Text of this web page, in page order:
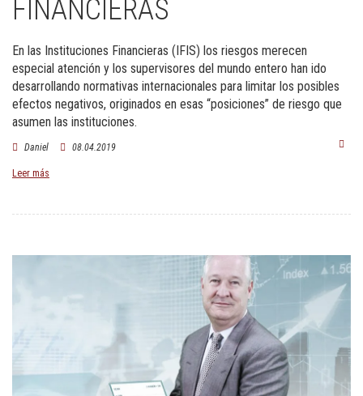
FINANCIERAS
En las Instituciones Financieras (IFIS) los riesgos merecen
especial atención y los supervisores del mundo entero han ido
desarrollando normativas internacionales para limitar los posibles
efectos negativos, originados en esas “posiciones” de riesgo que
asumen las instituciones.
Daniel 08.04.2019
Leer más